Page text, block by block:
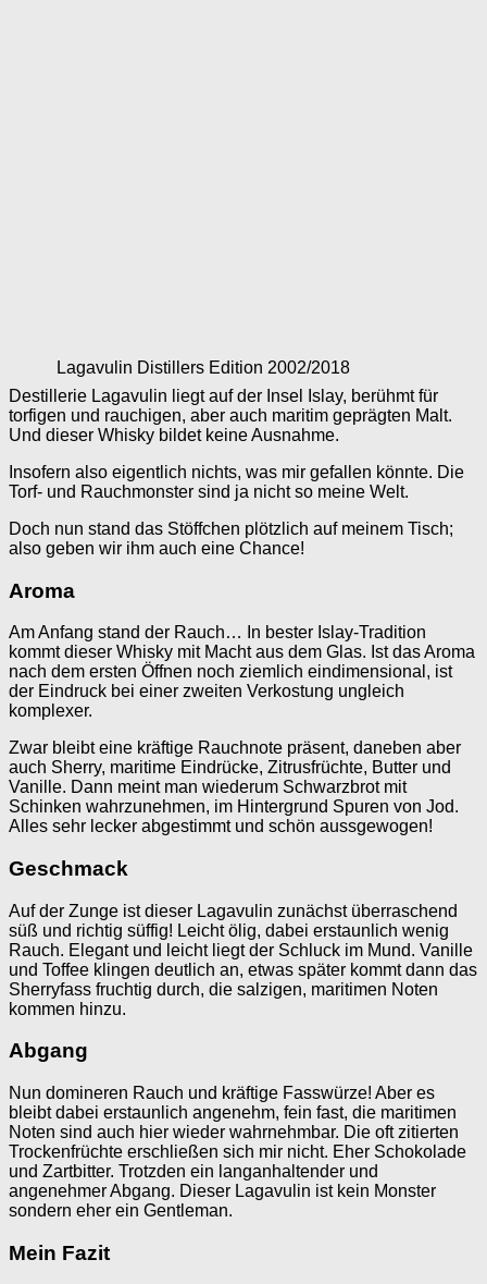
Lagavulin Distillers Edition 2002/2018
Destillerie Lagavulin liegt auf der Insel Islay, berühmt für
torfigen und rauchigen, aber auch maritim geprägten Malt.
Und dieser Whisky bildet keine Ausnahme.
Insofern also eigentlich nichts, was mir gefallen könnte. Die
Torf- und Rauchmonster sind ja nicht so meine Welt.
Doch nun stand das Stöffchen plötzlich auf meinem Tisch;
also geben wir ihm auch eine Chance!
Aroma
Am Anfang stand der Rauch… In bester Islay-Tradition
kommt dieser Whisky mit Macht aus dem Glas. Ist das Aroma
nach dem ersten Öffnen noch ziemlich eindimensional, ist
der Eindruck bei einer zweiten Verkostung ungleich
komplexer.
Zwar bleibt eine kräftige Rauchnote präsent, daneben aber
auch Sherry, maritime Eindrücke, Zitrusfrüchte, Butter und
Vanille. Dann meint man wiederum Schwarzbrot mit
Schinken wahrzunehmen, im Hintergrund Spuren von Jod.
Alles sehr lecker abgestimmt und schön aussgewogen!
Geschmack
Auf der Zunge ist dieser Lagavulin zunächst überraschend
süß und richtig süffig! Leicht ölig, dabei erstaunlich wenig
Rauch. Elegant und leicht liegt der Schluck im Mund. Vanille
und Toffee klingen deutlich an, etwas später kommt dann das
Sherryfass fruchtig durch, die salzigen, maritimen Noten
kommen hinzu.
Abgang
Nun domineren Rauch und kräftige Fasswürze! Aber es
bleibt dabei erstaunlich angenehm, fein fast, die maritimen
Noten sind auch hier wieder wahrnehmbar. Die oft zitierten
Trockenfrüchte erschließen sich mir nicht. Eher Schokolade
und Zartbitter. Trotzden ein langanhaltender und
angenehmer Abgang. Dieser Lagavulin ist kein Monster
sondern eher ein Gentleman.
Mein Fazit